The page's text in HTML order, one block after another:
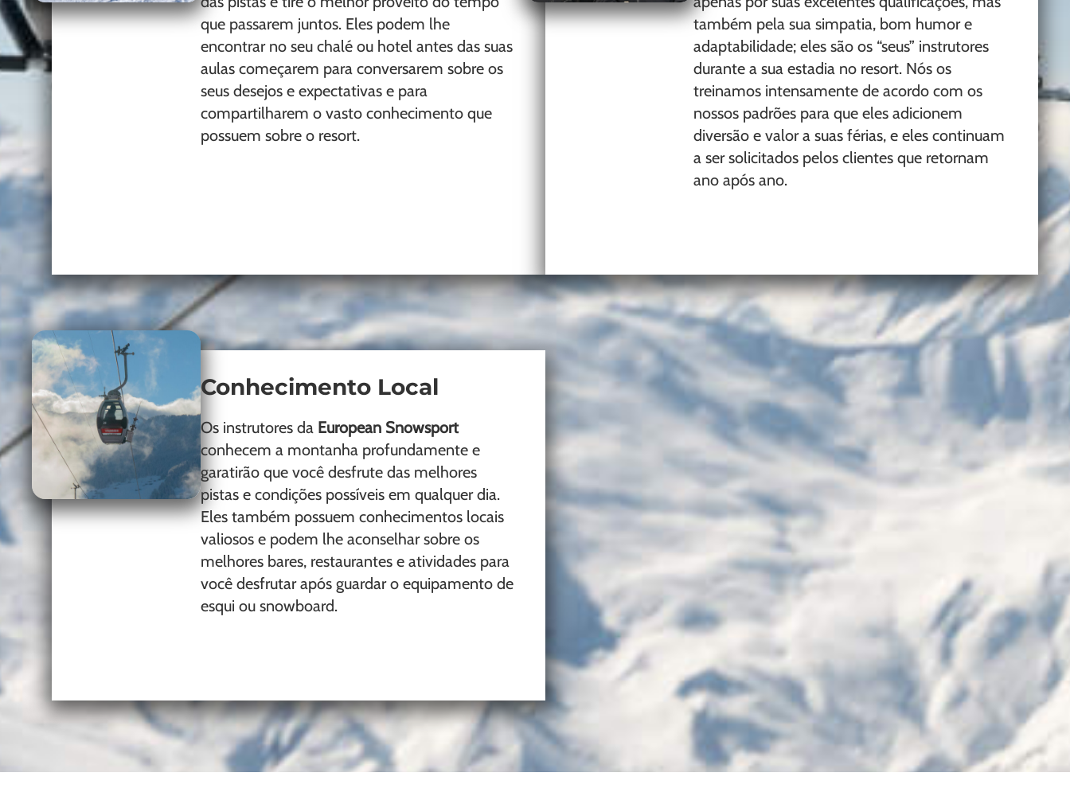
que passarem juntos. Eles podem lhe
encontrar no seu chalé ou hotel antes das suas
aulas começarem para conversarem sobre os
seus desejos e expectativas e para
compartilharem o vasto conhecimento que
possuem sobre o resort.
também pela sua simpatia, bom humor e
adaptabilidade; eles são os “seus” instrutores
durante a sua estadia no resort. Nós os
treinamos intensamente de acordo com os
nossos padrões para que eles adicionem
diversão e valor a suas férias, e eles continuam
a ser solicitados pelos clientes que retornam
ano após ano.
Conhecimento Local
Os instrutores da European Snowsport
conhecem a montanha profundamente e
garatirão que você desfrute das melhores
pistas e condições possíveis em qualquer dia.
Eles também possuem conhecimentos locais
valiosos e podem lhe aconselhar sobre os
melhores bares, restaurantes e atividades para
você desfrutar após guardar o equipamento de
esqui ou snowboard.